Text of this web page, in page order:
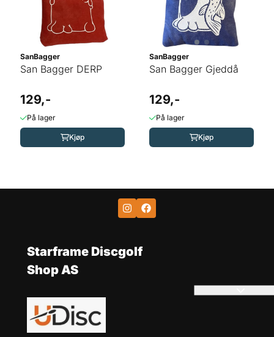
SanBagger
San Bagger DERP
129,-
På lager
Kjøp
SanBagger
San Bagger Gjeddå
129,-
På lager
Kjøp
Starframe Discgolf
Shop AS